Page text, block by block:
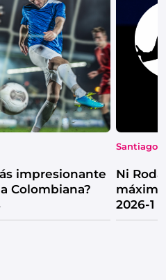
impresionante
Colombiana?
Santiago
Ni
2026-1